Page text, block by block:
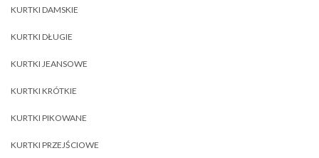
KURTKI DAMSKIE
KURTKI DŁUGIE
KURTKI JEANSOWE
KURTKI KRÓTKIE
KURTKI PIKOWANE
KURTKI PRZEJŚCIOWE